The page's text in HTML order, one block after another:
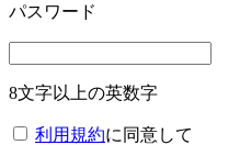
パスワード
8文字以上の英数字
利用規約に同意して